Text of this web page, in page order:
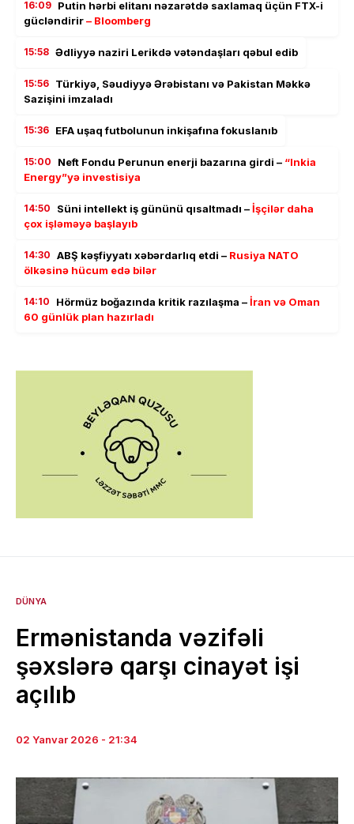
16:09 Putin hərbi elitanı nəzarətdə saxlamaq üçün FTX-i
gücləndirir– Bloomberg
15:58 Ədliyyə naziri Lerikdə vətəndaşları qəbul edib
15:56 Türkiyə, Səudiyyə Ərəbistanı və Pakistan Məkkə
Sazişini imzaladı
15:36 EFA uşaq futbolunun inkişafına fokuslanıb
15:00 Neft Fondu Perunun enerji bazarına girdi – “Inkia
Energy”yə investisiya
14:50 Süni intellekt iş gününü qısaltmadı –İşçilər daha
çox işləməyə başlayıb
14:30 ABŞ kəşfiyyatı xəbərdarlıq etdi – Rusiya NATO
ölkəsinə hücum edə bilər
14:10 Hörmüz boğazında kritik razılaşma –İran və Oman
60 günlük plan hazırladı
DÜNYA
Ermənistanda vəzifəli
şəxslərə qarşı cinayət işi
açılıb
02 Yanvar 2026 - 21:34